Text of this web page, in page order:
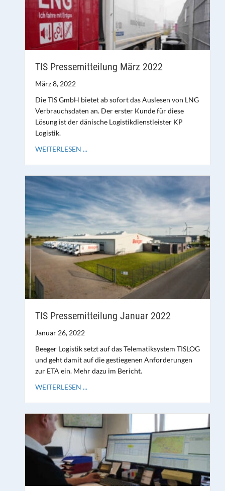
TIS Pressemitteilung März 2022
März 8, 2022
Die TIS GmbH bietet ab sofort das Auslesen von LNG
Verbrauchsdaten an. Der erster Kunde für diese
Lösung ist der dänische Logistikdienstleister KP
Logistik.
WEITERLESEN ...
TIS Pressemitteilung Januar 2022
Januar 26, 2022
Beeger Logistik setzt auf das Telematiksystem TISLOG
und geht damit auf die gestiegenen Anforderungen
zur ETA ein. Mehr dazu im Bericht.
WEITERLESEN ...